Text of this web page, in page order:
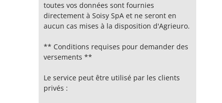
toutes vos données sont fournies
directement à Soisy SpA et ne seront en
aucun cas mises à la disposition d'Agrieuro.
** Conditions requises pour demander des
versements **
Le service peut être utilisé par les clients
privés :